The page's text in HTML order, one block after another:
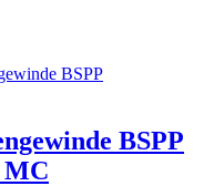
BSPP
MC